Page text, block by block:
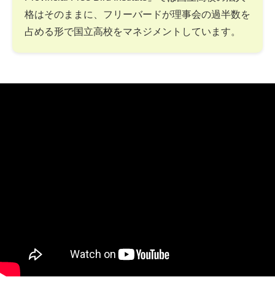
格はそのままに、フリーバードが理事会の過半数を
占める形で国立高校をマネジメントしています。